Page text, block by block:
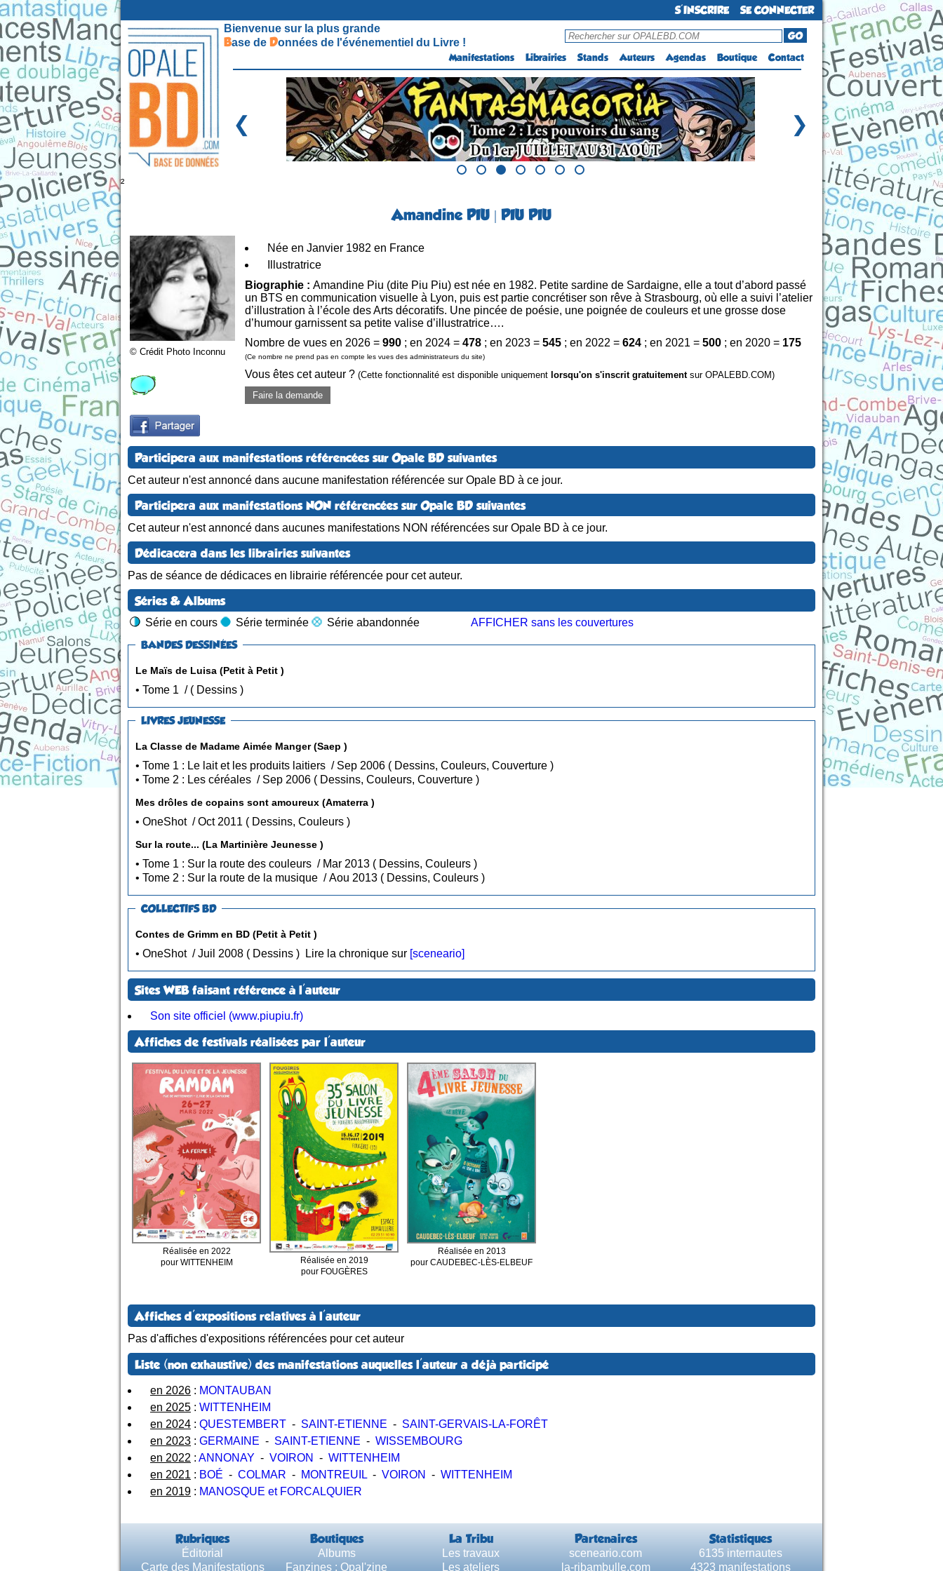
S'INSCRIRE
SE CONNECTER
Bienvenue sur la plus grande
Base de Données de l'événementiel du Livre !
GO
Manifestations
Librairies Stands Auteurs Agendas Boutique Contact
❮ ❯
²
Amandine PIU | PIU PIU
© Crédit Photo Inconnu
Née en Janvier 1982 en France
Illustratrice
Biographie : Amandine Piu (dite Piu Piu) est née en 1982. Petite sardine de Sardaigne, elle a tout d’abord passé
un BTS en communication visuelle à Lyon, puis est partie concrétiser son rêve à Strasbourg, où elle a suivi l’atelier
d’illustration à l’école des Arts décoratifs. Une pincée de poésie, une poignée de couleurs et une grosse dose
d’humour garnissent sa petite valise d’illustratrice….
Nombre de vues en 2026 = 990 ; en 2024 = 478 ; en 2023 = 545 ; en 2022 = 624 ; en 2021 = 500 ; en 2020 = 175
(Ce nombre ne prend pas en compte les vues des administrateurs du site)
Vous êtes cet auteur ? (Cette fonctionnalité est disponible uniquement lorsqu'on s'inscrit gratuitementsur OPALEBD.COM)
Faire la demande
Participera aux manifestations référencées sur Opale BD suivantes
Cet auteur n'est annoncé dans aucune manifestation référencée sur Opale BD à ce jour.
Participera aux manifestations NON référencées sur Opale BD suivantes
Cet auteur n'est annoncé dans aucunes manifestations NON référencées sur Opale BD à ce jour.
Dédicacera dans les librairies suivantes
Pas de séance de dédicaces en librairie référencée pour cet auteur.
Séries & Albums
Série en cours Série terminée Série abandonnée
AFFICHER sans les couvertures
BANDES DESSINÉES
Le Maïs de Luisa (Petit à Petit )
• Tome 1 / ( Dessins )
LIVRES JEUNESSE
La Classe de Madame Aimée Manger (Saep )
• Tome 1 : Le lait et les produits laitiers / Sep 2006 ( Dessins, Couleurs, Couverture )
• Tome 2 : Les céréales / Sep 2006 ( Dessins, Couleurs, Couverture )
Mes drôles de copains sont amoureux (Amaterra )
• OneShot / Oct 2011 ( Dessins, Couleurs )
Sur la route... (La Martinière Jeunesse )
• Tome 1 : Sur la route des couleurs / Mar 2013 ( Dessins, Couleurs )
• Tome 2 : Sur la route de la musique / Aou 2013 ( Dessins, Couleurs )
COLLECTIFS BD
Contes de Grimm en BD (Petit à Petit )
• OneShot / Juil 2008 ( Dessins ) Lire la chronique sur [sceneario]
Sites WEB faisant référence à l'auteur
Son site officiel (www.piupiu.fr)
Affiches de festivals réalisées par l'auteur
Réalisée en 2022
pour WITTENHEIM
Réalisée en 2019
pour FOUGÈRES
Réalisée en 2013
pour CAUDEBEC-LÈS-ELBEUF
Affiches d'expositions relatives à l'auteur
Pas d'affiches d'expositions référencées pour cet auteur
Liste (non exhaustive) des manifestations auquelles l'auteur a déjà participé
en 2026 : MONTAUBAN
en 2025 : WITTENHEIM
en 2024 : QUESTEMBERT - SAINT-ETIENNE - SAINT-GERVAIS-LA-FORÊT
en 2023 : GERMAINE - SAINT-ETIENNE - WISSEMBOURG
en 2022 : ANNONAY - VOIRON - WITTENHEIM
en 2021 : BOÉ - COLMAR - MONTREUIL - VOIRON - WITTENHEIM
en 2019 : MANOSQUE et FORCALQUIER
Rubriques Boutiques La Tribu Partenaires Statistiques
Éditorial Albums Les travaux sceneario.com
6135 internautes
Carte des Manifestations
Fanzines : Opal'zine Les ateliers la-ribambulle.com 4323 manifestations